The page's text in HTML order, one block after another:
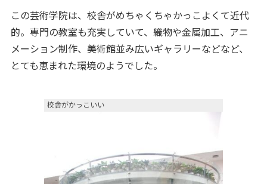
この芸術学院は、校舎がめちゃくちゃかっこよくて近代
的。専門の教室も充実していて、織物や金属加工、アニ
メーション制作、美術館並み広いギャラリーなどなど、
とても恵まれた環境のようでした。
校舎がかっこいい